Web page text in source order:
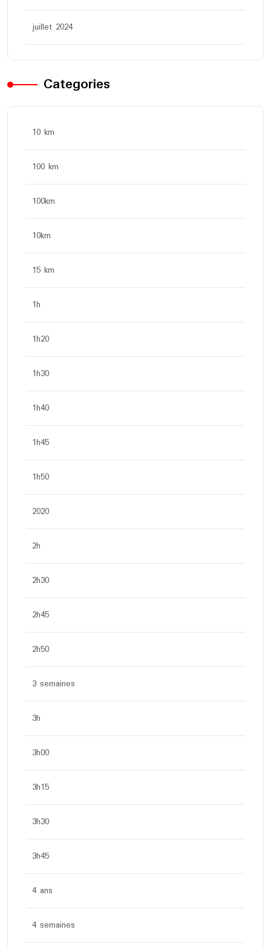
juillet 2024
Categories
10 km
100 km
100km
10km
15 km
1h
1h20
1h30
1h40
1h45
1h50
2020
2h
2h30
2h45
2h50
3 semaines
3h
3h00
3h15
3h30
3h45
4 ans
4 semaines